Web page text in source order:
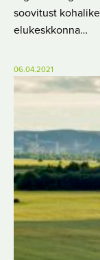
soovitust
elukeskkonna…
06.04.2021